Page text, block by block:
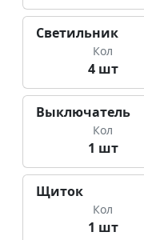
Светильник
Кол
4 шт
Выключатель
Кол
1 шт
Щиток
Кол
1 шт